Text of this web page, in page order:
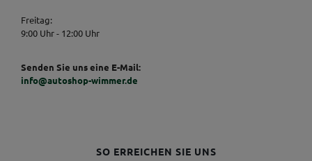
Freitag:
9:00 Uhr - 12:00 Uhr
Senden Sie uns eine E-Mail:
info@autoshop-wimmer.de
SO ERREICHEN SIE UNS